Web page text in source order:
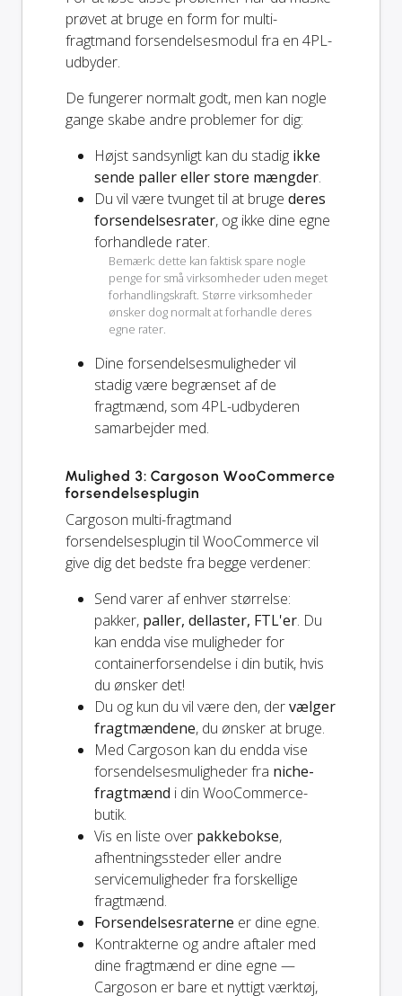
prøvet at bruge en form for multi-
fragtmand forsendelsesmodul fra en 4PL-
udbyder.
De fungerer normalt godt, men kan nogle
gange skabe andre problemer for dig:
Højst sandsynligt kan du stadig ikke
sende paller eller store mængder.
Du vil være tvunget til at bruge deres
forsendelsesrater, og ikke dine egne
forhandlede rater.
Bemærk: dette kan faktisk spare nogle
penge for små virksomheder uden meget
forhandlingskraft. Større virksomheder
ønsker dog normalt at forhandle deres
egne rater.
Dine forsendelsesmuligheder vil
stadigvære begrænset af de
fragtmænd, som 4PL-udbyderen
samarbejder med.
Mulighed 3: Cargoson WooCommerce
forsendelsesplugin
Cargoson multi-fragtmand
forsendelsesplugin til WooCommerce vil
give dig det bedste fra begge verdener:
Send varer af enhver størrelse:
pakker, paller, dellaster, FTL'er. Du
kan endda vise muligheder for
containerforsendelse i din butik, hvis
du ønsker det!
Du og kun du vil være den, dervælger
fragtmændene, du ønsker at bruge.
Med Cargoson kan du endda vise
forsendelsesmuligheder fra niche-
fragtmænd i din WooCommerce-
butik.
Vis en liste over pakkebokse,
afhentningssteder eller andre
servicemuligheder fra forskellige
fragtmænd.
Forsendelsesraterne er dine egne.
Kontrakterne og andre aftaler med
dine fragtmænd er dine egne —
Cargoson er bare et nyttigt værktøj,